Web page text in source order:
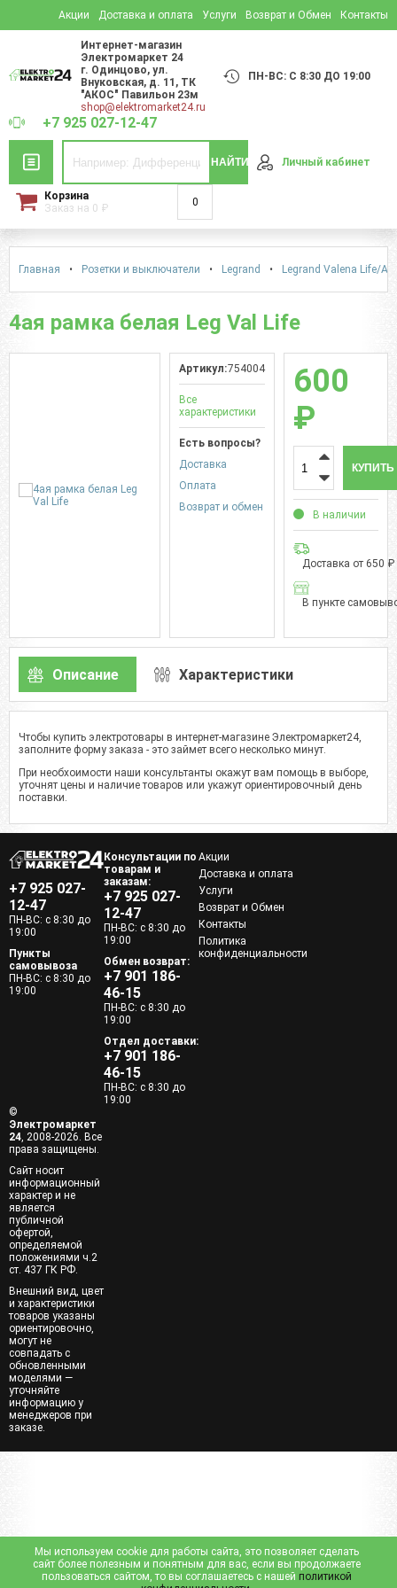
Акции Доставка и оплата Услуги Возврат и Обмен Контакты
Интернет-магазин
Электромаркет 24
г. Одинцово,ул.
Внуковская, д. 11 , ТК
"АКОС" Павильон 23м
shop@elektromarket24.ru
ПН-ВС: С 8:30 ДО 19:00
+7 925 027-12-47
НАЙТИ Личный кабинет
Корзина
Заказ на 0 ₽ 0
Главная • Розетки и выключатели • Legrand • Legrand Valena Life/
4ая рамка белая Leg Val Life
Артикул:754004
Все
характеристики
Есть вопросы?
Доставка
Оплата
Возврат и обмен
600
₽
КУПИТЬ
В наличии
Доставка от 650 ₽
В пункте
Описание Характеристики
Чтобы купить электротовары в интернет-магазине Электромаркет24,
заполните форму заказа - это займет всего несколько минут.
При необхоимости наши консультанты окажут вам помощь в выборе,
уточнят цены и наличие товаров или укажут ориентировочный день
поставки.
+7 925 027-
12-47
ПН-ВС: с 8:30 до
19:00
Пункты
самовывоза
ПН-ВС: с 8:30 до
19:00
Консультации по
товарам и
заказам:
+7 925 027-
12-47
ПН-ВС: с 8:30 до
19:00
Обмен возврат:
+7 901 186-
46-15
ПН-ВС: с 8:30 до
19:00
Отдел доставки:
+7 901 186-
46-15
ПН-ВС: с 8:30 до
19:00
Акции
Доставка и оплата
Услуги
Возврат и Обмен
Контакты
Политика
конфиденциальности
©
Электромаркет
24, 2008-2026. Все
права защищены.
Сайт носит
информационный
характер и не
является
публичной
офертой,
определяемой
положениями ч.2
ст. 437 ГК РФ.
Внешний вид, цвет
и характеристики
товаров указаны
ориентировочно,
могут не
совпадать с
обновленными
моделями —
уточняйте
информацию у
менеджеров при
заказе.
Мы используем cookie для работы сайта, это позволяет сделать
сайт более полезным и понятным для вас, если вы продолжаете
пользоваться сайтом, то вы соглашаетесь с нашей политикой